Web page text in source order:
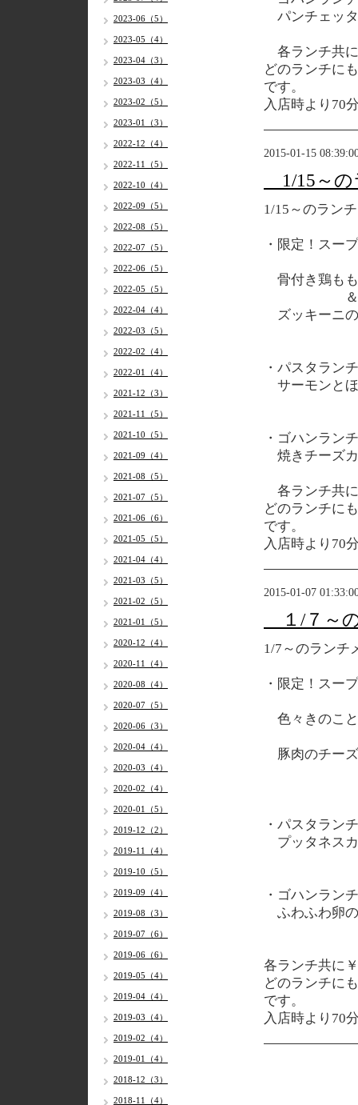
パンチェッ
各ランチ共
どのランチに
です。
入店時より70
2015-01-15
1/15～の
1/15 ～のラン
・限定！スー
骨付き鶏も
＆
ズッキーニ
・パスタランチ
サーモンと
・ゴハンランチ
焼きチーズ
各ランチ共
どのランチに
です。
入店時より70
2015-01-07
１/７～
1/7～のランチ
・限定！スー
色々きのこ
豚肉のチー
・パスタランチ
プッタネス
・ゴハンランチ
ふわふわ卵
各ランチ共に
どのランチに
です。
入店時より70
2023-06（5）
2023-05（4）
2023-04（3）
2023-03（4）
2023-02（5）
2023-01（3）
2022-12（4）
2022-11（5）
2022-10（4）
2022-09（5）
2022-08（5）
2022-07（5）
2022-06（5）
2022-05（5）
2022-04（4）
2022-03（5）
2022-02（4）
2022-01（4）
2021-12（3）
2021-11（5）
2021-10（5）
2021-09（4）
2021-08（5）
2021-07（5）
2021-06（6）
2021-05（5）
2021-04（4）
2021-03（5）
2021-02（5）
2021-01（5）
2020-12（4）
2020-11（4）
2020-08（4）
2020-07（5）
2020-06（3）
2020-04（4）
2020-03（4）
2020-02（4）
2020-01（5）
2019-12（2）
2019-11（4）
2019-10（5）
2019-09（4）
2019-08（3）
2019-07（6）
2019-06（6）
2019-05（4）
2019-04（4）
2019-03（4）
2019-02（4）
2019-01（4）
2018-12（3）
2018-11（4）